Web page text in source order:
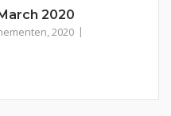
2020
,2020